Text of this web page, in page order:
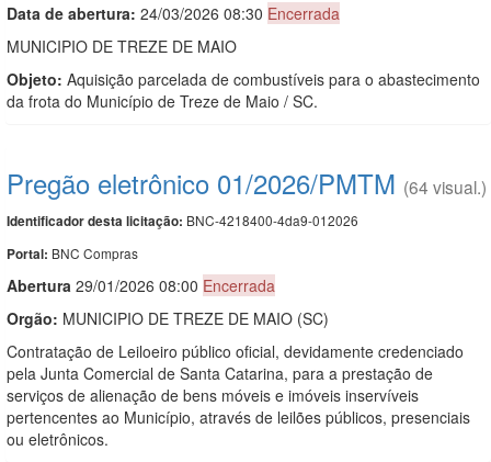
Data de abertura: 24/03/2026 08:30 Encerrada
MUNICIPIO DE TREZE DE MAIO
Objeto: Aquisição parcelada de combustíveis para o abastecimento
da frota do Município de Treze de Maio / SC.
Pregão eletrônico 01/2026/PMTM (64 visual.)
Identificador desta licitação: BNC-4218400-4da9-012026
Portal: BNC Compras
Abertura 29/01/2026 08:00 Encerrada
Orgão: MUNICIPIO DE TREZE DE MAIO (SC)
Contratação de Leiloeiro público oficial, devidamente credenciado
pela Junta Comercial de Santa Catarina, para a prestação de
serviços de alienação de bens móveis e imóveis inservíveis
pertencentes ao Município, através de leilões públicos, presenciais
ou eletrônicos.